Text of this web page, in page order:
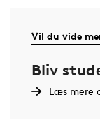
Vil du vide
Bliv
Læs mere